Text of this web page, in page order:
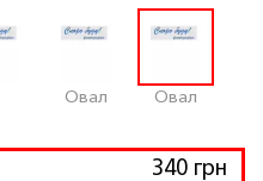
340 грн
Овал Овал